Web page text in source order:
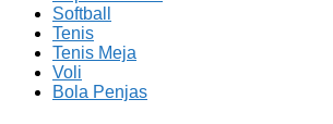
Softball
Tenis
Tenis Meja
Voli
Bola Penjas